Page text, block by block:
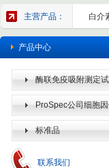
主营产品： 白介
产品中心
酶联免疫吸附测定
KIT） ProSpec公司细胞
标准品
联系我们